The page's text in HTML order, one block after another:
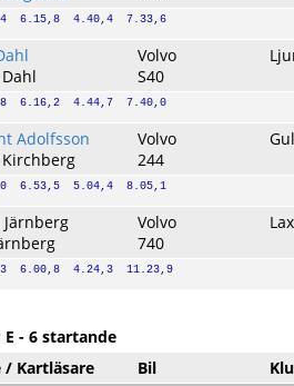
6.15,8  4.40,4  7.33,6
Volvo
S40
6.16,2  4.44,7  7.40,0
Adolfsson
Volvo
244
6.53,5  5.04,4  8.05,1
Volvo
740
6.00,8  4.24,3  11.23,9
E - 6 startande
/ Kartläsare Bil